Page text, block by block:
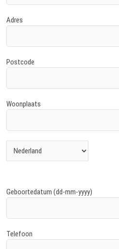
Adres
Postcode
Woonplaats
Geboortedatum (dd-mm-yyyy)
Telefoon